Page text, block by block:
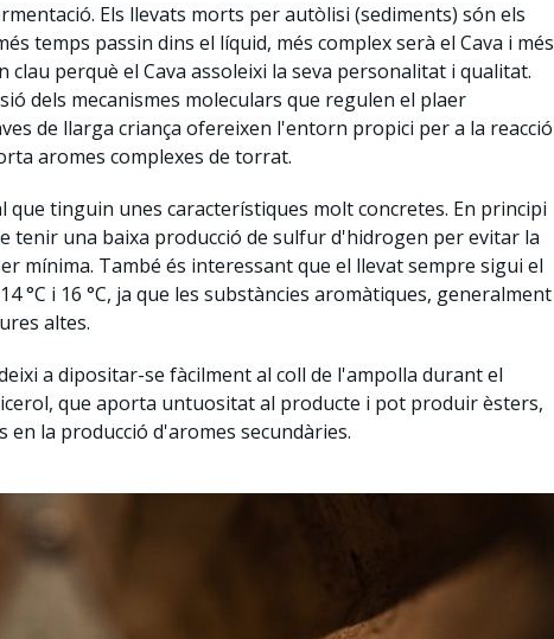
Els llevats morts per autòlisi (sediments) són els
temps passin dins el líquid, més complex serà el Cava i més
perquè el Cava assoleixi la seva personalitat i qualitat.
dels mecanismes moleculars que regulen el plaer
de llarga criança ofereixen l'entorn propici per a la reacció
aromes complexes de torrat.
que tinguin unes característiques molt concretes. En principi
tenir una baixa producció de sulfur d'hidrogen per evitar la
mínima. També és interessant que el llevat sempre sigui el
i 16 °C, ja que les substàncies aromàtiques, generalment
altes.
a dipositar-se fàcilment al coll de l'ampolla durant el
que aporta untuositat al producte i pot produir èsters,
la producció d'aromes secundàries.